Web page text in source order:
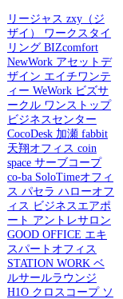
リージャス zxy（ジ
ザイ）
ワークスタイ
リングBIZcomfort
NewWorkアセットデ
ザイン エイチワンテ
ィー WeWorkビズサ
ークルワンストップ
ビジネスセンター
CocoDesk加瀬fabbit
天翔オフィス coin
spaceサーブコープ
co-baSoloTimeオフィ
ス パセラ ハローオフ
ィス ビジネスエアポ
ート アントレサロン
GOOD OFFICE エキ
スパートオフィス
STATION WORKベ
ルサールラウンジ
H1Oクロスコープソ